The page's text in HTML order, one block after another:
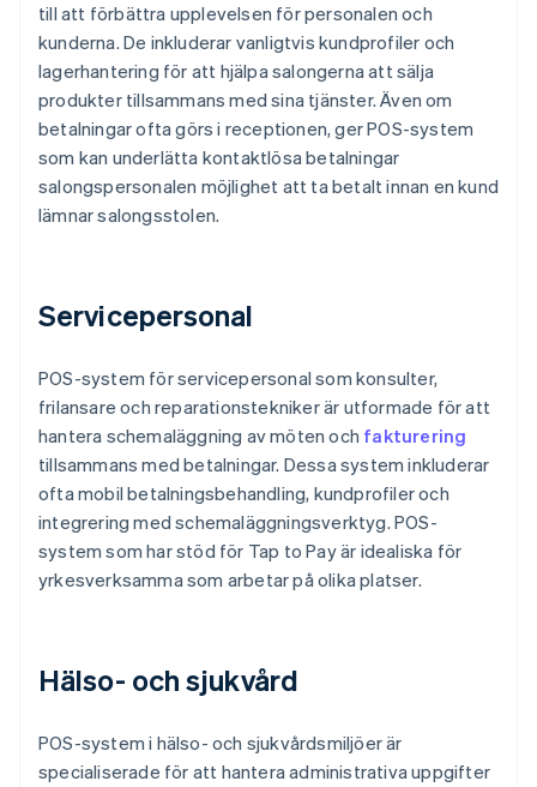
till att förbättra upplevelsen för personalen och
kunderna. De inkluderar vanligtvis kundprofiler och
lagerhantering för att hjälpa salongerna att sälja
produkter tillsammans med sina tjänster. Även om
betalningar ofta görs i receptionen, ger POS-system
som kan underlätta kontaktlösa betalningar
salongspersonalen möjlighet att ta betalt innan en kund
lämnar salongsstolen.
Servicepersonal
POS-system för servicepersonal som konsulter,
frilansare och reparationstekniker är utformade för att
hantera schemaläggning av möten och fakturering
tillsammans med betalningar. Dessa system inkluderar
ofta mobil betalningsbehandling, kundprofiler och
integrering med schemaläggningsverktyg. POS-
system som har stöd för Tap to Pay är idealiska för
yrkesverksamma som arbetar på olika platser.
Hälso- och sjukvård
POS-system i hälso- och sjukvårdsmiljöer är
specialiserade för att hantera administrativa uppgifter